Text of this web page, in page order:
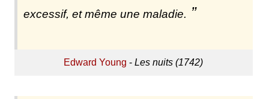
excessif, et même une maladie.
Edward Young -Les nuits (1742)